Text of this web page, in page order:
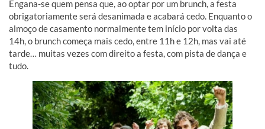
Engana-se quem pensa que, ao optar por um brunch, a festa
obrigatoriamente será desanimada e acabará cedo. Enquanto o
almoço de casamento normalmente tem início por volta das
14h, o brunch começa mais cedo, entre 11h e 12h, mas vai até
tarde… muitas vezes com direito a festa, com pista de dança e
tudo.